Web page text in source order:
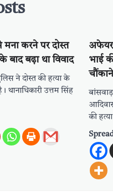
करने पर दोस्त
बाद बढ़ा था विवाद
ने दोस्त की हत्या के
थानाधिकारी उत्तम सिंह
अफेयर
भाई
की